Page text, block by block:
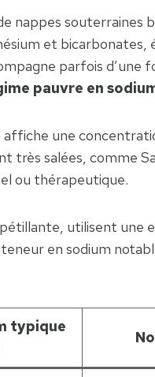
nappes souterraines
et
parfois d’une
pauvre en
une
très salées, comme
ou thérapeutique.
utilisent une
en sodium
typique